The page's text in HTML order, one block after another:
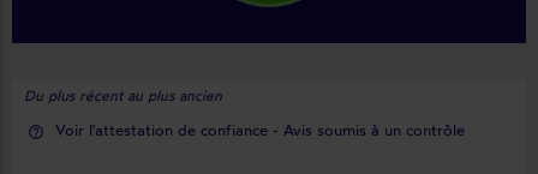
Du plus récent au plus ancien
help_outline Voir l'attestation de confiance - Avis soumis à un contrôle